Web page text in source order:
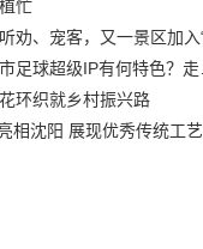
忙
环织就乡村振兴路
相沈阳 展现优秀传统工艺